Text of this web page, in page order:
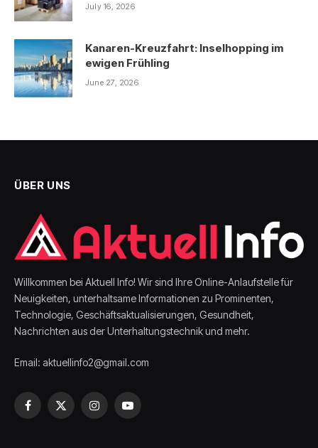
July 16, 2026
Kanaren-Kreuzfahrt: Inselhopping im
ewigen Frühling
June 27, 2026
ÜBER UNS
Willkommen bei Aktuell Info! Wir sind Ihre Online-Anlaufstelle für
Neuigkeiten, unterhaltsame Informationen zu Prominenten,
Technologie, Geschäftsaktualisierungen, Gesundheit,
Nachrichten aus der Unterhaltungstechnik und mehr.
Email: aktuellinfo2@gmail.com
Facebook
X
InstagramYouTube